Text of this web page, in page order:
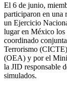
El 6 de junio,
participaron en una
un Ejercicio
lugar en México los
coordinado
Terrorismo
(OEA) y por el
la JID responsable
simulados.